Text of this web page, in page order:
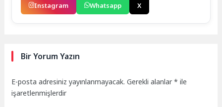
Instagram
Whatsapp X
Bir Yorum Yazın
E-posta adresiniz yayınlanmayacak. Gerekli alanlar* ile
işaretlenmişlerdir